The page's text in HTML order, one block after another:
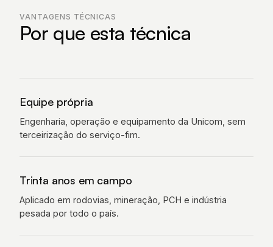
VANTAGENS TÉCNICAS
Por que esta técnica
Equipe própria
Engenharia, operação e equipamento da Unicom, sem
terceirização do serviço-fim.
Trinta anos em campo
Aplicado em rodovias, mineração, PCH e indústria
pesada por todo o país.